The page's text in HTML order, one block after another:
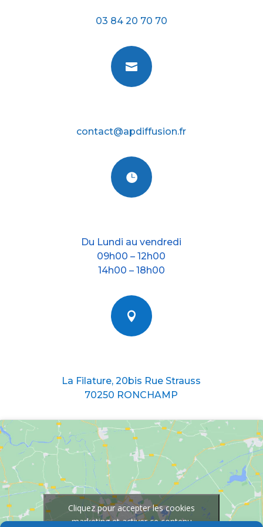
03 84 20 70 70

contact@apdiffusion.fr

Du Lundi au vendredi
09h00 – 12h00
14h00 – 18h00

La Filature, 20bis Rue Strauss
70250 RONCHAMP
Cliquez pour accepter les cookies
marketing et activer ce contenu